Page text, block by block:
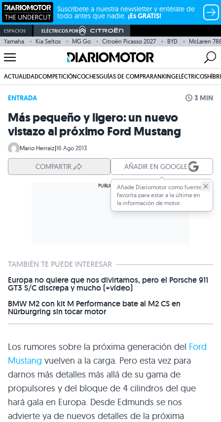
Suscríbete a nuestra newsletter y entérate de
todo antes que nadie. ¡Es GRATIS!
ESPACIOS ELÉCTRICOS POR
Yamaha Kia Seltos MG Go Citroën Picasso 2027 BYD McLaren
ACTUALIDADCOMPETICIÓNCOCHESGUÍAS DE COMPRARANKINGELÉCTRICOS
ENTRADA 3 MIN
Más pequeño y ligero: un nuevo
vistazo al próximo Ford Mustang
Mario Herraiz|16 Ago 2013
COMPARTIR AÑADIR EN GOOGLE
Añade Diariomotor como fuente
favorita para estar a la última en
la información de motor.
TAMBIÉN TE PUEDE INTERESAR
Europa no quiere que nos divirtamos, pero el Porsche 911
GT3 S/C discrepa y mucho (+vídeo)
BMW M2 con kit M Performance bate al M2 CS en
Nürburgring sin tocar motor
Los rumores sobre la próxima generación del Ford
Mustang vuelven a la carga. Pero esta vez para
darnos más detalles más allá de su gama de
propulsores y del bloque de 4 cilindros del que
hará gala en Europa. Desde Edmunds se nos
advierte ya de nuevos detalles de la próxima